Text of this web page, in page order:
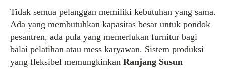
Tidak semua pelanggan memiliki kebutuhan yang sama.
Ada yang membutuhkan kapasitas besar untuk pondok
pesantren, ada pula yang memerlukan furnitur bagi
balai pelatihan atau mess karyawan. Sistem produksi
yang fleksibel memungkinkan Ranjang Susun